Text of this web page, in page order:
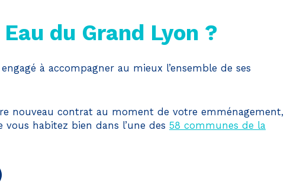
du Grand Lyon ?
à accompagner au mieux l’ensemble de ses
nouveau contrat au moment de votre emménagement,
habitez bien dans l’une des 58 communes de la